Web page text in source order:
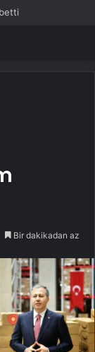
Bir dakikadan az